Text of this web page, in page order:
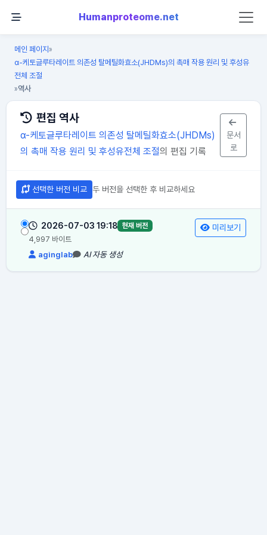
Humanproteome.net
메인 페이지»
α-케토글루타레이트 의존성 탈메틸화효소(JHDMs)의 촉매 작용 원리 및 후성유
전체 조절
»역사
편집 역사
α-케토글루타레이트 의존성 탈메틸화효소(JHDMs)
의 촉매 작용 원리 및 후성유전체 조절의 편집 기록
문서
로
선택한 버전 비교 두 버전을 선택한 후 비교하세요
2026-07-03 19:18 현재 버전
4,997 바이트
aginglab AI 자동 생성
미리보기